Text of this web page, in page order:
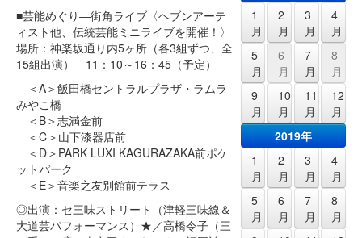
■芸能めぐり―街角ライブ〈ヘブンアーテ
ィスト他、伝統芸能ミニライブを開催！〉
場所：神楽坂通り内5ヶ所（各3組ずつ、全
15組出演） 11：10～16：45（予定）
＜A＞飯田橋セントラルプラザ・ラムラ
みやこ橋
＜B＞志満金前
＜C＞山下漆器店前
＜D＞PARK LUXI KAGURAZAKA前ポケ
ットパーク
＜E＞音楽之友別館前テラス
◎出演：セ三味ストリート（津軽三味線＆
大道芸パフォーマンス）★／高橋令子（三
1
月
2
月
3
月
4
月
5
月
6
月
7
月
8
月
9
月
10
月
11
月
12
月
2019年
1
月
2
月
3
月
4
月
5
月
6
月
7
月
8
月